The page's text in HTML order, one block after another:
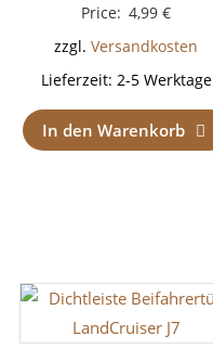
Price: 4,99€
zzgl.Versandkosten
Lieferzeit: 2-5 Werktage
In den Warenkorb